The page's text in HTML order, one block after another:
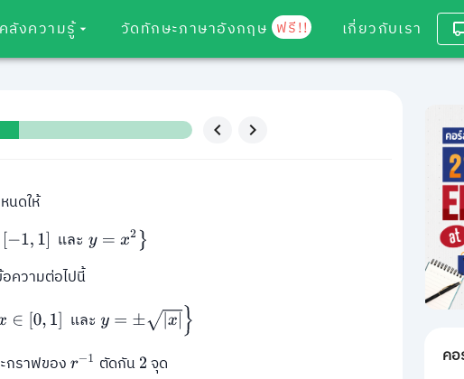
คลังความรู้ วัดทักษะภาษาอังกฤษ ฟรี!! เกี่ยวกับเรา
นดให้
และ
−1,1]และy=x 2}
ความต่อไปนี้
และ
]และy= ±| |}
กราฟของr−1 ตัดกัน2จุด
คอ